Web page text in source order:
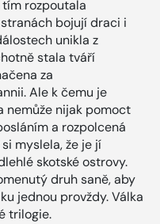
rozpoutala
bojují draci i
unikla z
stala tváří
za
Ale k čemu je
nemůže nijak pomoct
a rozpolcená
myslela, že je jí
skotské ostrovy.
druh saně, aby
jednou provždy. Válka
trilogie.